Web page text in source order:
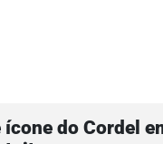
do Cordel